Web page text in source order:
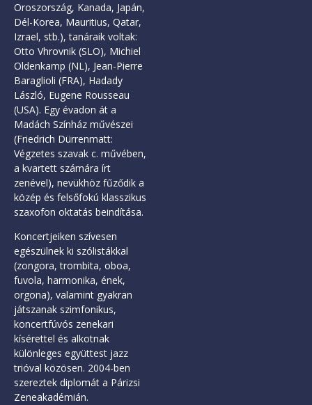
Oroszország, Kanada, Japán,
Dél-Korea, Mauritius, Qatar,
Izrael, stb.), tanáraik voltak:
Otto Vhrovnik (SLO), Michiel
Oldenkamp (NL), Jean-Pierre
Baraglioli (FRA), Hadady
László, Eugene Rousseau
(USA). Egy évadon át a
Madách Színház művészei
(Friedrich Dürrenmatt:
Végzetes szavak c. művében,
a kvartett számára írt
zenével), nevükhöz fűződik a
közép és felsőfokú klasszikus
szaxofon oktatás beindítása.
Koncertjeiken szívesen
egészülnek ki szólistákkal
(zongora, trombita, oboa,
fuvola, harmonika, ének,
orgona), valamint gyakran
játszanak szimfonikus,
koncertfúvós zenekari
kísérettel és alkotnak
különleges együttest jazz
trióval közösen. 2004-ben
szereztek diplomát a Párizsi
Zeneakadémián.